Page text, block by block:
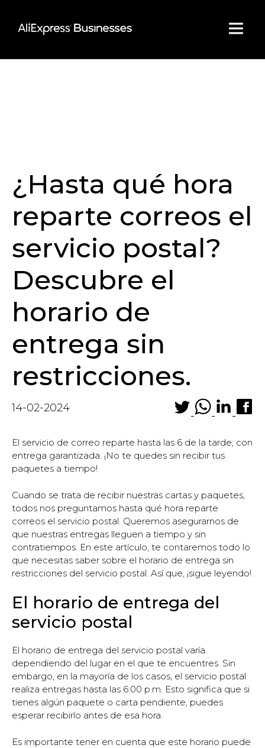
content
¿Hasta qué hora
reparte correos el
servicio postal?
Descubre el
horario de
entrega sin
restricciones.
14-02-2024
El servicio de correo reparte hasta las 6 de la tarde, con
entrega garantizada. ¡No te quedes sin recibir tus
paquetes a tiempo!
Cuando se trata de recibir nuestras cartas y paquetes,
todos nos preguntamos hasta qué hora reparte
correos el servicio postal. Queremos asegurarnos de
que nuestras entregas lleguen a tiempo y sin
contratiempos. En este artículo, te contaremos todo lo
que necesitas saber sobre el horario de entrega sin
restricciones del servicio postal. Así que, ¡sigue leyendo!
El horario de entrega del
servicio postal
El horario de entrega del servicio postal varía
dependiendo del lugar en el que te encuentres. Sin
embargo, en la mayoría de los casos, el servicio postal
realiza entregas hasta las 6:00 p.m. Esto significa que si
tienes algún paquete o carta pendiente, puedes
esperar recibirlo antes de esa hora.
Es importante tener en cuenta que este horario puede